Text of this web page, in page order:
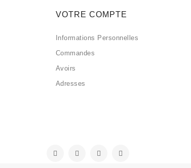
VOTRE COMPTE
Informations Personnelles
Commandes
Avoirs
Adresses